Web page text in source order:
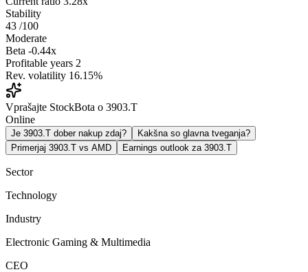
Stability
43 /100
Moderate
Beta -0.44x
Profitable years 2
Rev. volatility 16.15%
Vprašajte StockBota o 3903.T
Online
Je 3903.T dober nakup zdaj?
Kakšna so glavna tveganja?
Primerjaj 3903.T vs AMD
Earnings outlook za 3903.T
Sector
Technology
Industry
Electronic Gaming & Multimedia
CEO